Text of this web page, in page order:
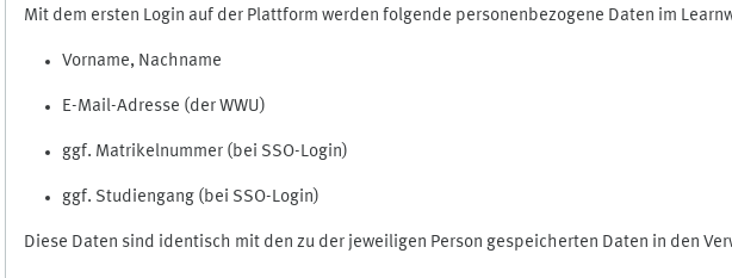
Mit dem ersten Login auf der Plattform werden folgende personenbezogene Daten im
Vorname, Nachname
E-Mail-Adresse (der WWU)
ggf. Matrikelnummer (bei SSO-Login)
ggf. Studiengang (bei SSO-Login)
Diese Daten sind identisch mit den zu der jeweiligen Person gespeicherten Daten in den